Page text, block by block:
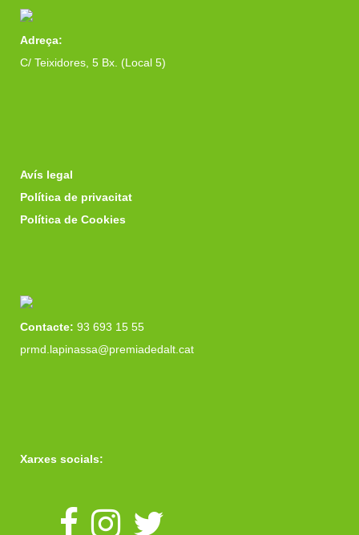
Adreça:
C/ Teixidores, 5 Bx. (Local 5)
Avís legal
Política de privacitat
Política de Cookies
Contacte: 93 693 15 55
prmd.lapinassa@premiadedalt.cat
Xarxes socials: